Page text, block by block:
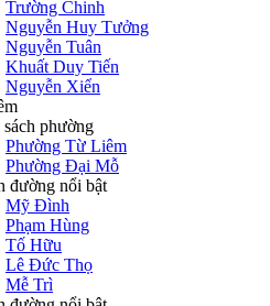
Trường Chinh
Nguyễn Huy Tưởng
Nguyễn Tuân
Khuất Duy Tiến
Nguyễn Xiển
phường
Phường Từ Liêm
Phường Đại Mỗ
đường nổi bật
Mỹ Đình
Phạm Hùng
Tố Hữu
Lê Đức Thọ
Mễ Trì